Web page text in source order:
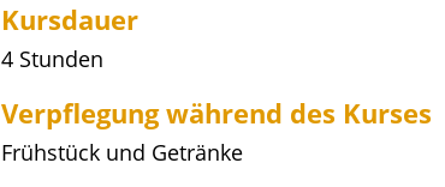
Kursdauer
4 Stunden
Verpflegung während des Kurses
Frühstück und Getränke